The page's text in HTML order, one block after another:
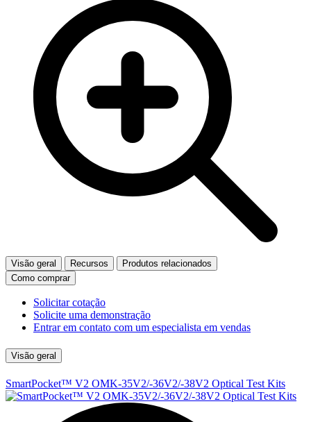
Visão geral Recursos
Produtos relacionados
Como comprar
Solicitar cotação
Solicite uma demonstração
Entrar em contato com um especialista em vendas
Visão geral
SmartPocket™ V2 OMK-35V2/-36V2/-38V2 Optical Test Kits